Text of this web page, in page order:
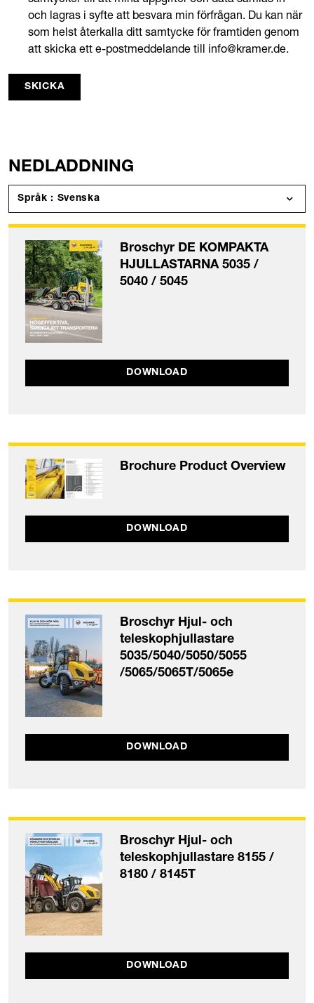
och lagras i syfte att besvara min förfrågan. Du kan när
som helst återkalla ditt samtycke för framtiden genom
att skicka ett e-postmeddelande till info@kramer.de.
SKICKA
NEDLADDNING
Språk : Svenska
Broschyr DE KOMPAKTA
HJULLASTARNA 5035 /
5040 / 5045
DOWNLOAD
Brochure Product Overview
DOWNLOAD
Broschyr Hjul- och
teleskophjullastare
5035/5040/5050/5055
/5065/5065T/5065e
DOWNLOAD
Broschyr Hjul- och
teleskophjullastare 8155 /
8180 / 8145T
DOWNLOAD